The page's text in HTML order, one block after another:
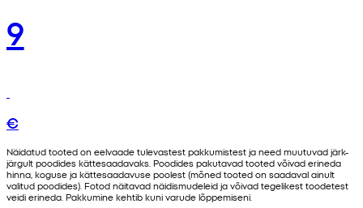
9
€
Näidatud tooted on eelvaade tulevastest pakkumistest ja need muutuvad järk-
järgult poodides kättesaadavaks. Poodides pakutavad tooted võivad erineda
hinna, koguse ja kättesaadavuse poolest (mõned tooted on saadaval ainult
valitud poodides). Fotod näitavad näidismudeleid ja võivad tegelikest toodetest
veidi erineda. Pakkumine kehtib kuni varude lõppemiseni.